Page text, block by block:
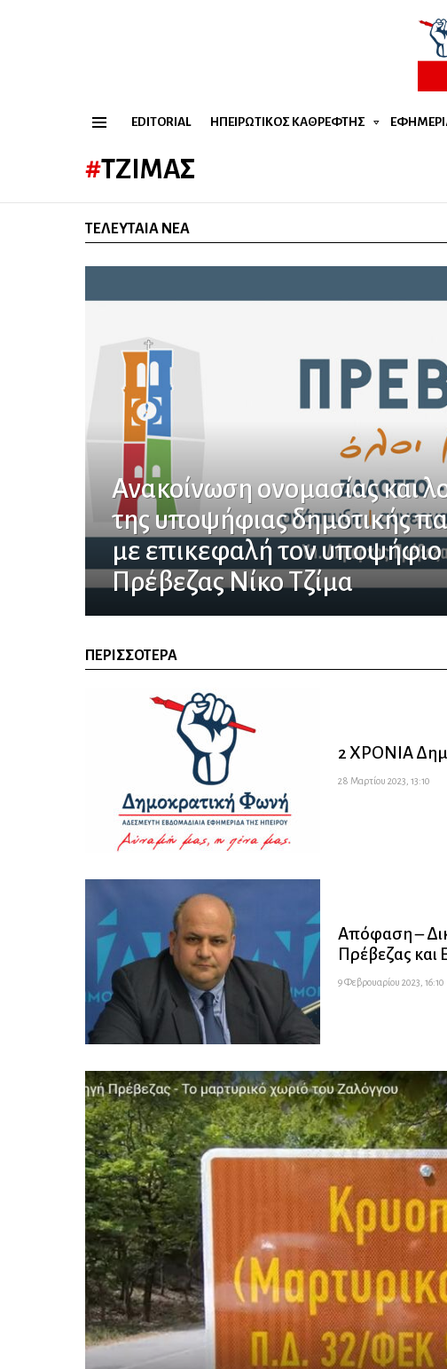
EDITORIAL ΗΠΕΙΡΏΤΙΚΟΣ ΚΑΘΡΈΦΤΗΣ
ΤΖΊΜΑΣ
ΤΕΛΕΥΤΑΊΑ ΝΈΑ
Ανακοίνωση ονομασίας και
της υποψήφιας δημοτικής
με επικεφαλή τον
Πρέβεζας Νίκο Τζίμα
ΠΕΡΙΣΣΌΤΕΡΑ
2 ΧΡΟΝΙΑ
28 Μαρτίου 2023, 13:10
Απόφαση –
Πρέβεζας και
9 Φεβρουαρίου 2023, 16:10